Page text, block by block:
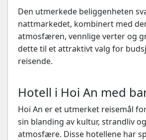
Den utmerkede beliggenheten
nattmarkedet, kombinert med
atmosfæren, vennlige verter og
dette til et attraktivt valg for
reisende.
Hotell i Hoi An med
Hoi An er et utmerket reisemål
sin blanding av kultur, strandliv
atmosfære. Disse hotellene har